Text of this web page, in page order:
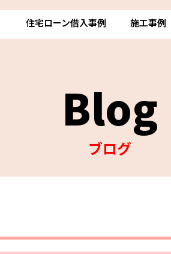
住宅ローン借入事例 施工事例
Blog
ブログ